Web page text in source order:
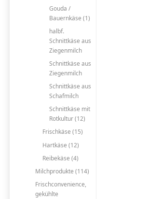
Gouda /
Bauernkäse (1)
halbf.
Schnittkäse aus
Ziegenmilch
Schnittkäse aus
Ziegenmilch
Schnittkäse aus
Schafmilch
Schnittkäse mit
Rotkultur (12)
Frischkäse (15)
Hartkäse (12)
Reibekäse (4)
Milchprodukte (114)
Frischconvenience,
gekühlte